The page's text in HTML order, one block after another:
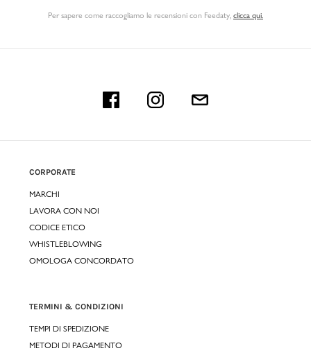
Per sapere come raccogliamo le recensioni con Feedaty, clicca qui.
CORPORATE
MARCHI
LAVORA CON NOI
CODICE ETICO
WHISTLEBLOWING
OMOLOGA CONCORDATO
TERMINI & CONDIZIONI
TEMPI DI SPEDIZIONE
METODI DI PAGAMENTO